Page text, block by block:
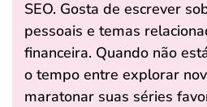
SEO. Gosta de escrever
pessoais e temas
financeira. Quando não
o tempo entre explorar
maratonar suas séries